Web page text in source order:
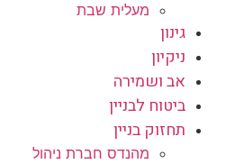
מעלית שבת
גינון
ניקיון
אב ושמירה
ביטוח לבניין
תחזוק בניין
מהנדס חברת ניהול